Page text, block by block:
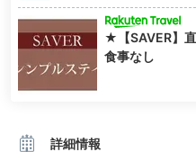
★【SAVER】
食事なし
詳細情報